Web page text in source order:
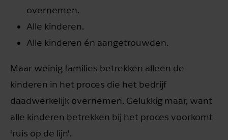
overnemen.
Alle kinderen.
Alle kinderen én aangetrouwden.
Maar weinig families betrekken alleen de
kinderen in het proces die het bedrijf
daadwerkelijk overnemen. Gelukkig maar, want
alle kinderen betrekken bij het proces voorkomt
‘ruis op de lijn’.